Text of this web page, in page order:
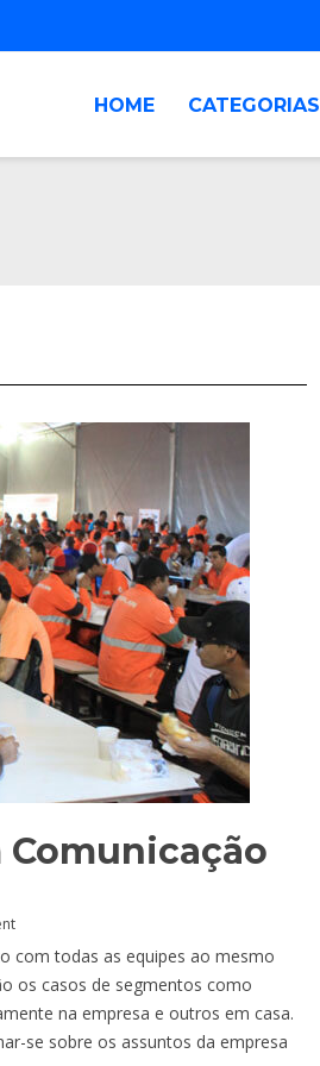
HOME CATEGORIAS
com todas as equipes ao mesmo
os casos de segmentos como
na empresa e outros em casa.
se sobre os assuntos da empresa